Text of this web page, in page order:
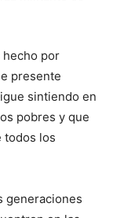
hecho por
presente
sintiendo en
pobres y que
todos los
generaciones